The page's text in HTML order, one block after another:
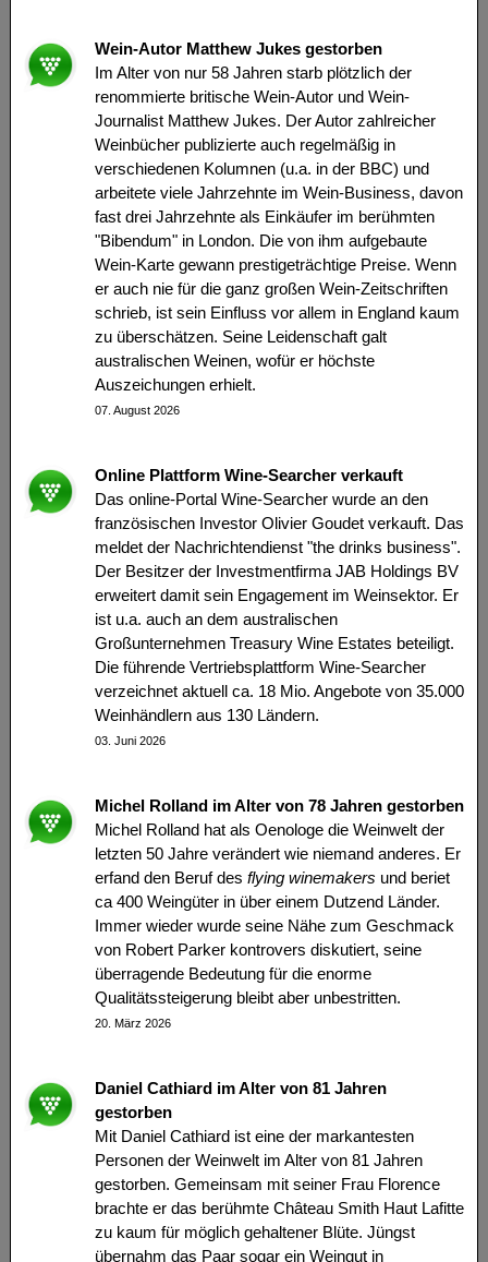
Wein-Autor Matthew Jukes gestorben
Im Alter von nur 58 Jahren starb plötzlich der
renommierte britische Wein-Autor und Wein-
Journalist Matthew Jukes. Der Autor zahlreicher
Weinbücher publizierte auch regelmäßig in
verschiedenen Kolumnen (u.a. in der BBC) und
arbeitete viele Jahrzehnte im Wein-Business, davon
fast drei Jahrzehnte als Einkäufer im berühmten
"Bibendum" in London. Die von ihm aufgebaute
Wein-Karte gewann prestigeträchtige Preise. Wenn
er auch nie für die ganz großen Wein-Zeitschriften
schrieb, ist sein Einfluss vor allem in England kaum
zu überschätzen. Seine Leidenschaft galt
australischen Weinen, wofür er höchste
Auszeichungen erhielt.
07. August 2026
Online Plattform Wine-Searcher verkauft
Das online-Portal Wine-Searcher wurde an den
französischen Investor Olivier Goudet verkauft. Das
meldet der Nachrichtendienst "the drinks business".
Der Besitzer der Investmentfirma JAB Holdings BV
erweitert damit sein Engagement im Weinsektor. Er
ist u.a. auch an dem australischen
Großunternehmen Treasury Wine Estates beteiligt.
Die führende Vertriebsplattform Wine-Searcher
verzeichnet aktuell ca. 18 Mio. Angebote von 35.000
Weinhändlern aus 130 Ländern.
03. Juni 2026
Michel Rolland im Alter von 78 Jahren gestorben
Michel Rolland hat als Oenologe die Weinwelt der
letzten 50 Jahre verändert wie niemand anderes. Er
erfand den Beruf desflying winemakers und beriet
ca 400 Weingüter in über einem Dutzend Länder.
Immer wieder wurde seine Nähe zum Geschmack
von Robert Parker kontrovers diskutiert, seine
überragende Bedeutung für die enorme
Qualitätssteigerung bleibt aber unbestritten.
20. März 2026
Daniel Cathiard im Alter von 81 Jahren
gestorben
Mit Daniel Cathiard ist eine der markantesten
Personen der Weinwelt im Alter von 81 Jahren
gestorben. Gemeinsam mit seiner Frau Florence
brachte er das berühmte Château Smith Haut Lafitte
zu kaum für möglich gehaltener Blüte. Jüngst
übernahm das Paar sogar ein Weingut in